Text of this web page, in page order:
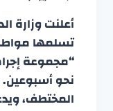
أعلنت وزارة
تسلمها
“مجموعة
نحو أسبوعين.
المختطف،